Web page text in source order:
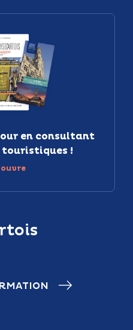
en consultant
touristiques !